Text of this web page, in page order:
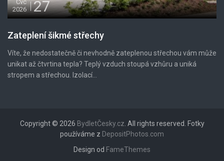
Čvc
2026
27
Zateplení šikmé střechy
Víte, že nedostatečně či nevhodně zateplenou střechou vám může
unikat až čtvrtina tepla? Teplý vzduch stoupá vzhůru a uniká
stropem a střechou. Izolací...
Copyright © 2026 BydletČesky.cz. All rights reserved. Fotky
používáme z DepositPhotos.com
Design od FameThemes